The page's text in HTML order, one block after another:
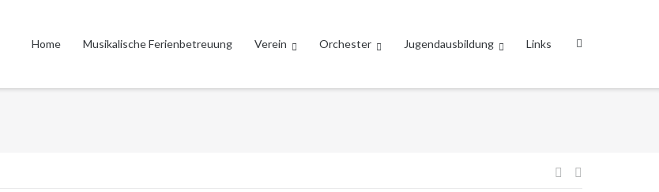
Home Musikalische Ferienbetreuung Verein Orchester Jugendausbildung Links